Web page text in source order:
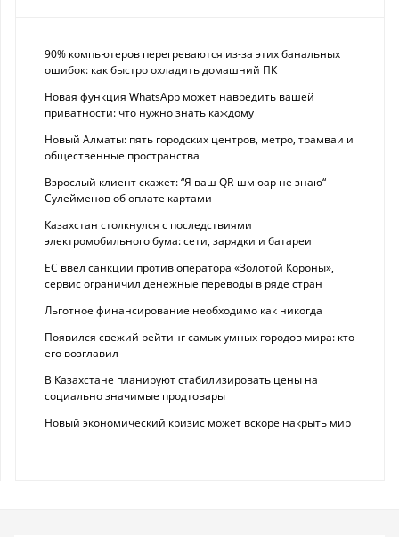
90% компьютеров перегреваются из-за этих банальных
ошибок: как быстро охладить домашний ПК
Новая функция WhatsApp может навредить вашей
приватности: что нужно знать каждому
Новый Алматы: пять городских центров, метро, трамваи и
общественные пространства
Взрослый клиент скажет: “Я ваш QR-шмюар не знаю“ -
Сулейменов об оплате картами
Казахстан столкнулся с последствиями
электромобильного бума: сети, зарядки и батареи
ЕС ввел санкции против оператора «Золотой Короны»,
сервис ограничил денежные переводы в ряде стран
Льготное финансирование необходимо как никогда
Появился свежий рейтинг самых умных городов мира: кто
его возглавил
В Казахстане планируют стабилизировать цены на
социально значимые продтовары
Новый экономический кризис может вскоре накрыть мир